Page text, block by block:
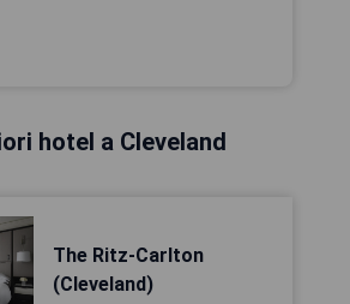
hotel a Cleveland
The Ritz-Carlton
(Cleveland)